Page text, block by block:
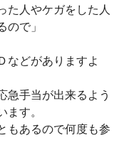
た人やケガをした人
で」
などがありますよ
急手当が出来るよう
す。
もあるので何度も参